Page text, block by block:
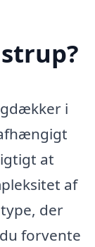
i
at
af
der
forvente